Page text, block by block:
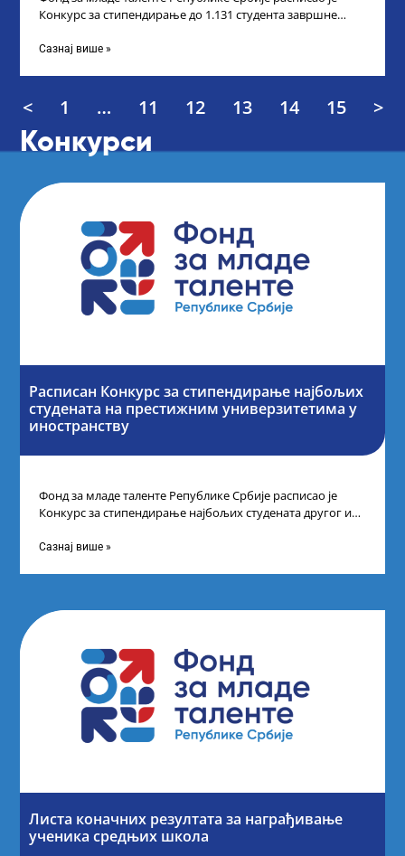
Конкурс за стипендирање до 1.131 студента завршне
Сазнај више »
< 1 … 11 12 13 14 15 >
Конкурси
Расписан Конкурс за стипендирање најбољих
студената на престижним универзитетима у
иностранству
Фонд за младе таленте Републике Србије расписао је
Конкурс за стипендирање најбољих студената другог и
Сазнај више »
Листа коначних резултата за награђивање
ученика средњих школа